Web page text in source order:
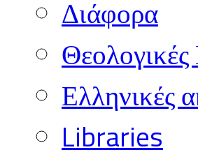
Διάφορα
Ελληνικές
Libraries